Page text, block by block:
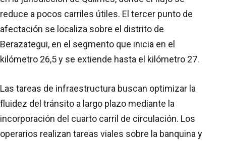
reduce a pocos carriles útiles. El tercer punto de
afectación se localiza sobre el distrito de
Berazategui, en el segmento que inicia en el
kilómetro 26,5 y se extiende hasta el kilómetro 27.
Las tareas de infraestructura buscan optimizar la
fluidez del tránsito a largo plazo mediante la
incorporación del cuarto carril de circulación. Los
operarios realizan tareas viales sobre la banquina y